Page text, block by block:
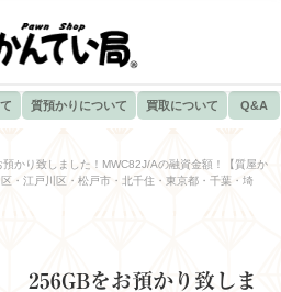
質預かりについて 買取について Q&A
かり致しました！MWC82J/Aの融資金額！【質屋か
・江戸川区・松戸市・北千住・東京都・千葉・埼
256GBをお預かり致しま